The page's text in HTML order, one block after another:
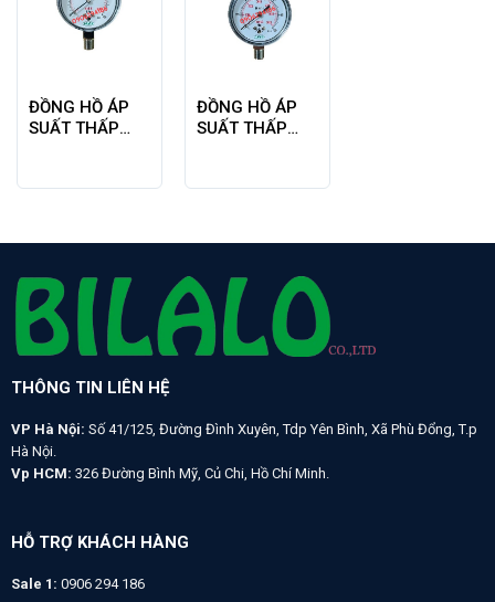
ĐỒNG HỒ ÁP
SUẤT THẤP
ĐỒNG HỒ ÁP
SUẤT THẤP
THÔNG TIN LIÊN HỆ
VP Hà Nội: Số 41/125, Đường Đình Xuyên, Tdp Yên Bình, Xã Phù Đổng, T.p
Hà Nội.
Vp HCM: 326 Đường Bình Mỹ, Củ Chi, Hồ Chí Minh.
HỖ TRỢ KHÁCH HÀNG
Sale 1: 0906 294 186